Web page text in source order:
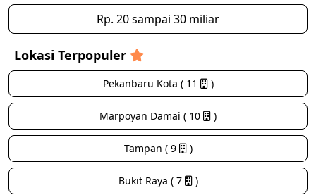
Rp. 20 sampai 30 miliar
Lokasi Terpopuler
Pekanbaru Kota ( 11 )
Marpoyan Damai ( 10 )
Tampan ( 9 )
Bukit Raya ( 7 )